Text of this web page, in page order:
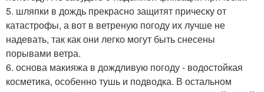
5. шляпки в дождь прекрасно защитят прическу от
катастрофы, а вот в ветреную погоду их лучше не
надевать, так как они легко могут быть снесены
порывами ветра.
6. основа макияжа в дождливую погоду - водостойкая
косметика, особенно тушь и подводка. В остальном